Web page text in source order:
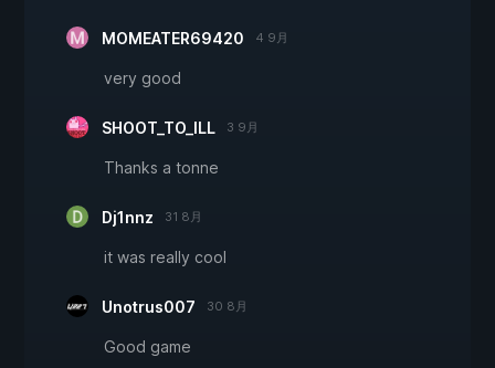
MOMEATER69420 4 9月
very good
SHOOT_TO_ILL 3 9月
Thanks a tonne
Dj1nnz 31 8月
it was really cool
Unotrus007 30 8月
Good game